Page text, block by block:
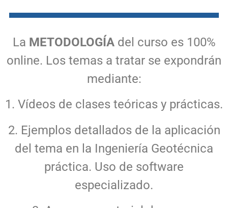
La METODOLOGÍAdel curso es 100%
online. Los temas a tratar se expondrán
mediante:
1. Vídeos de clases teóricas y prácticas.
2. Ejemplos detallados de la aplicación
del tema en la Ingeniería Geotécnica
práctica. Uso de software
especializado.